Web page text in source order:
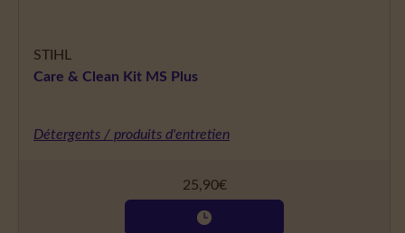
STIHL
Care & Clean Kit MS Plus
Détergents / produits d'entretien
25,90€